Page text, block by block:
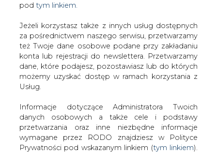
WŁĄCZ CIRE.TV
pod tym linkiem.
Jeżeli korzystasz także z innych usług dostępnych
za pośrednictwem naszego serwisu, przetwarzamy
też Twoje dane osobowe podane przy zakładaniu
konta lub rejestracji do newslettera. Przetwarzamy
dane, które podajesz, pozostawiasz lub do których
możemy uzyskać dostęp w ramach korzystania z
Usług.
Informacje dotyczące Administratora Twoich
danych osobowych a także cele i podstawy
przetwarzania oraz inne niezbędne informacje
wymagane przez RODO znajdziesz w Polityce
Prywatności pod wskazanym linkiem (tym linkiem).
Strona główna RYNEK GAZU /
Statoil połączy się z
Norsk Hydro
2006-12-19 00:00
skomentuj
udostępnij: